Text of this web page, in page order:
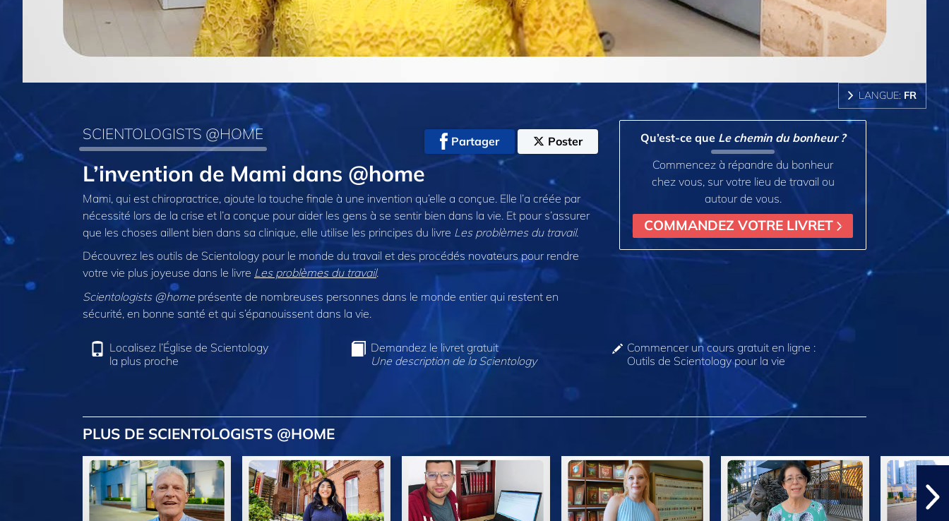
LANGUE: FR
SCIENTOLOGISTS @HOME Partager Poster
L’invention de Mami dans @home
Mami, qui est chiropractrice, ajoute la touche finale à une invention qu’elle a conçue. Elle l’a créée par
nécessité lors de la crise et l’a conçue pour aider les gens à se sentir bien dans la vie. Et pour s’assurer
que les choses aillent bien dans sa clinique, elle utilise les principes du livre Les problèmes du travail.
Découvrez les outils de Scientology pour le monde du travail et des procédés novateurs pour rendre
votre vie plus joyeuse dans le livre Les problèmes du travail.
Scientologists @homeprésente de nombreuses personnes dans le monde entier qui restent en
sécurité, en bonne santé et qui s’épanouissent dans la vie.
Qu’est-ce que Le chemin du bonheur ?
Commencez à répandre du bonheur
chez vous, sur votre lieu de travail ou
autour de vous.
COMMANDEZ VOTRE LIVRET
Localisez l’Église de Scientology
la plus proche
Demandez le livret gratuit
Une description de la Scientology
Commencer un cours gratuit en ligne :
Outils de Scientology pour la vie
PLUS DE SCIENTOLOGISTS @HOME